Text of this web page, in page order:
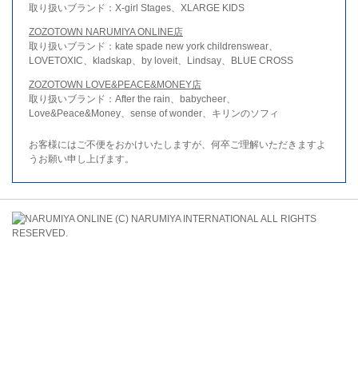
取り扱いブランド：X-girl Stages、XLARGE KIDS
ZOZOTOWN NARUMIYA ONLINE店
取り扱いブランド：kate spade new york childrenswear、
LOVETOXIC、kladskap、by loveit、Lindsay、BLUE CROSS
ZOZOTOWN LOVE&PEACE&MONEY店
取り扱いブランド：After the rain、babycheer、
Love&Peace&Money、sense of wonder、キリンのソフィ
お客様にはご不便をおかけいたしますが、何卒ご理解いただきますよ
うお願い申し上げます。